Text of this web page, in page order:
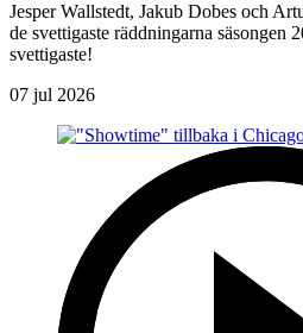
Jesper Wallstedt, Jakub Dobes och
de svettigaste räddningarna säsongen
svettigaste!
07 jul 2026